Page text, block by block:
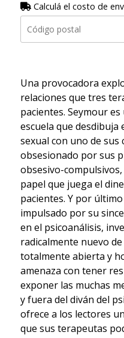
Calculá el costo de
Una provocadora
relaciones que tres
pacientes. Seymour
escuela que desdibuja
sexual con uno de sus
obsesionado por sus
obsesivo-
papel que juega el
pacientes. Y por
impulsado por su
en el psicoanálisis,
radicalmente nuevo
totalmente abierta y
amenaza con tener
exponer las muchas
y fuera del diván del
ofrece a los lectores
que sus terapeutas